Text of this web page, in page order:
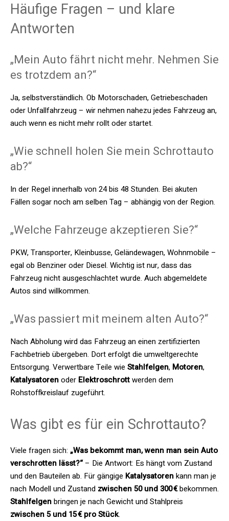
Häufige Fragen – und klare
Antworten
„Mein Auto fährt nicht mehr. Nehmen Sie
es trotzdem an?“
Ja, selbstverständlich. Ob Motorschaden, Getriebeschaden
oder Unfallfahrzeug – wir nehmen nahezu jedes Fahrzeug an,
auch wenn es nicht mehr rollt oder startet.
„Wie schnell holen Sie mein Schrottauto
ab?“
In der Regel innerhalb von 24 bis 48 Stunden. Bei akuten
Fällen sogar noch am selben Tag – abhängig von der Region.
„Welche Fahrzeuge akzeptieren Sie?“
PKW, Transporter, Kleinbusse, Geländewagen, Wohnmobile –
egal ob Benziner oder Diesel. Wichtig ist nur, dass das
Fahrzeug nicht ausgeschlachtet wurde. Auch abgemeldete
Autos sind willkommen.
„Was passiert mit meinem alten Auto?“
Nach Abholung wird das Fahrzeug an einen zertifizierten
Fachbetrieb übergeben. Dort erfolgt die umweltgerechte
Entsorgung. Verwertbare Teile wie Stahlfelgen, Motoren,
Katalysatorenoder Elektroschrottwerden dem
Rohstoffkreislauf zugeführt.
Was gibt es für ein Schrottauto?
Viele fragen sich: „Was bekommt man, wenn man sein Auto
verschrotten lässt?“– Die Antwort: Es hängt vom Zustand
und den Bauteilen ab. Für gängige Katalysatorenkann man je
nach Modell und Zustand zwischen 50 und 300 €bekommen.
Stahlfelgenbringen je nach Gewicht und Stahlpreis
zwischen 5 und 15 € pro Stück.